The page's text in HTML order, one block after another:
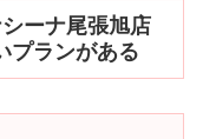
ーナ尾張旭店
プランがある